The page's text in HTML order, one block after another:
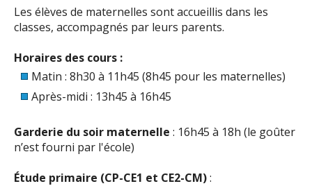
Les élèves de maternelles sont accueillis dans les
classes, accompagnés par leurs parents.
Horaires des cours :
Matin : 8h30 à 11h45 (8h45 pour les maternelles)
Après-midi : 13h45 à 16h45
Garderie du soir maternelle : 16h45 à 18h (le goûter
n’est fourni par l'école)
Étude primaire (CP-CE1 et CE2-CM):